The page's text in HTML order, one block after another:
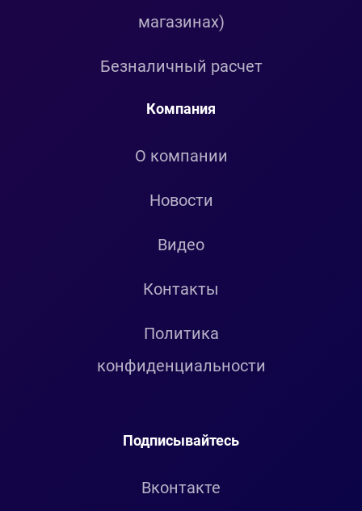
магазинах)
Безналичный расчет
Компания
О компании
Новости
Видео
Контакты
Политика
конфиденциальности
Подписывайтесь
Вконтакте